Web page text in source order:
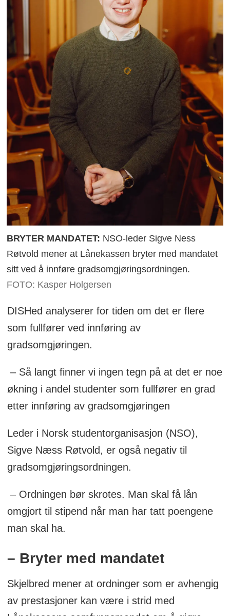
BRYTER MANDATET: NSO-leder Sigve Ness
Røtvold mener at Lånekassen bryter med mandatet
sitt ved å innføre gradsomgjøringsordningen.
FOTO: Kasper Holgersen
DISHed analyserer for tiden om det er flere
som fullfører ved innføring av
gradsomgjøringen.
– Så langt finner vi ingen tegn på at det er noe
økning i andel studenter som fullfører en grad
etter innføring av gradsomgjøringen
Leder i Norsk studentorganisasjon (NSO),
Sigve Næss Røtvold, er også negativ til
gradsomgjøringsordningen.
– Ordningen bør skrotes. Man skal få lån
omgjort til stipend når man har tatt poengene
man skal ha.
– Bryter med mandatet
Skjelbred mener at ordninger som er avhengig
av prestasjoner kan være i strid med